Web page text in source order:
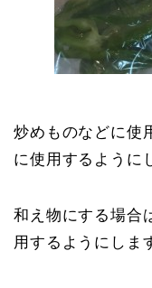
炒めものなどに使
に使用するように
和え物にする場合
用するようにしま